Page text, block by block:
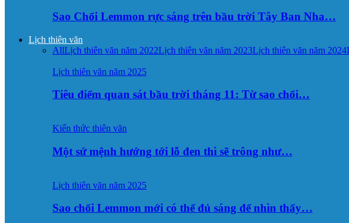
Sao Chổi Lemmon rực sáng trên bầu trời Tây Ban Nha…
Lịch thiên văn
AllLịch thiên văn năm 2022Lịch thiên văn năm 2023Lịch thiên văn năm 2024
Lịch thiên văn năm 2025
Tiêu điểm quan sát bầu trời tháng 11: Từ sao chổi…
Kiến thức thiên văn
Một sứ mệnh hướng tới lỗ đen thì sẽ trông như…
Lịch thiên văn năm 2025
Sao chổi Lemmon mới có thể đủ sáng để nhìn thấy…